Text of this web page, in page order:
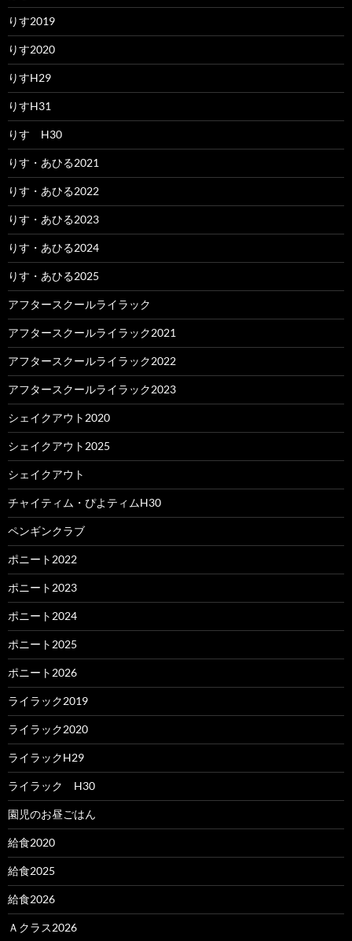
りす2019
りす2020
りすH29
りすH31
りす H30
りす・あひる2021
りす・あひる2022
りす・あひる2023
りす・あひる2024
りす・あひる2025
アフタースクールライラック
アフタースクールライラック2021
アフタースクールライラック2022
アフタースクールライラック2023
シェイクアウト2020
シェイクアウト2025
シェイクアウト
チャイティム・ぴよティムH30
ペンギンクラブ
ポニート2022
ポニート2023
ポニート2024
ポニート2025
ポニート2026
ライラック2019
ライラック2020
ライラックH29
ライラック H30
園児のお昼ごはん
給食2020
給食2025
給食2026
Ａクラス2026